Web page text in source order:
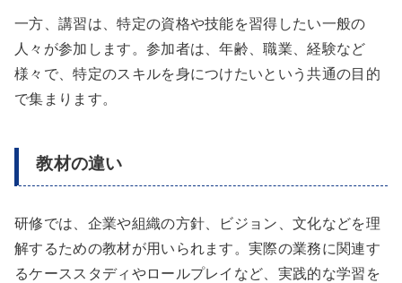
一方、講習は、特定の資格や技能を習得したい一般の
人々が参加します。参加者は、年齢、職業、経験など
様々で、特定のスキルを身につけたいという共通の目的
で集まります。
教材の違い
研修では、企業や組織の方針、ビジョン、文化などを理
解するための教材が用いられます。実際の業務に関連す
るケーススタディやロールプレイなど、実践的な学習を